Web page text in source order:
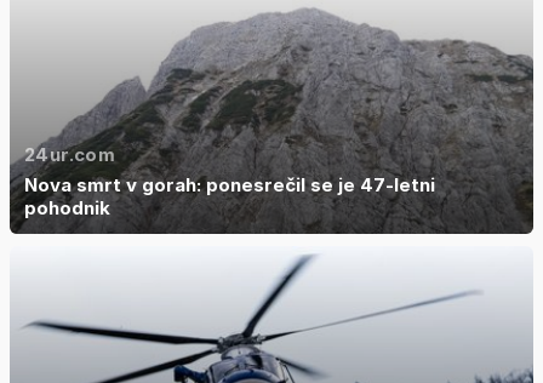
24ur.com
Nova smrt v gorah: ponesrečil se je 47-letni
pohodnik